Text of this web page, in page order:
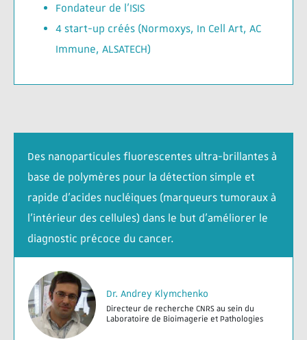
Fondateur de l’ISIS
4 start-up créés (Normoxys, In Cell Art, AC
Immune, ALSATECH)
Des nanoparticules fluorescentes ultra-brillantes à
base de polymères pour la détection simple et
rapide d’acides nucléiques (marqueurs tumoraux à
l’intérieur des cellules) dans le but d’améliorer le
diagnostic précoce du cancer.
Dr. Andrey Klymchenko
Directeur de recherche CNRS au sein du
Laboratoire de Bioimagerie et Pathologies